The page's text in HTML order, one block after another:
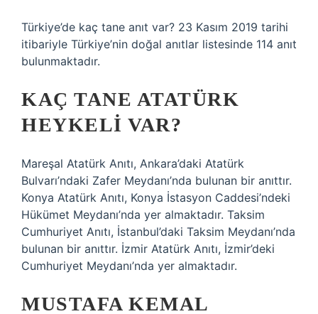
Türkiye’de kaç tane anıt var? 23 Kasım 2019 tarihi
itibariyle Türkiye’nin doğal anıtlar listesinde 114 anıt
bulunmaktadır.
KAÇ TANE ATATÜRK
HEYKELI VAR?
Mareşal Atatürk Anıtı, Ankara’daki Atatürk
Bulvarı’ndaki Zafer Meydanı’nda bulunan bir anıttır.
Konya Atatürk Anıtı, Konya İstasyon Caddesi’ndeki
Hükümet Meydanı’nda yer almaktadır. Taksim
Cumhuriyet Anıtı, İstanbul’daki Taksim Meydanı’nda
bulunan bir anıttır. İzmir Atatürk Anıtı, İzmir’deki
Cumhuriyet Meydanı’nda yer almaktadır.
MUSTAFA KEMAL